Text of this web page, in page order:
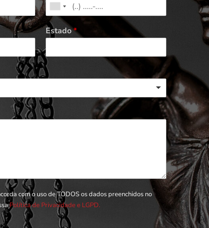
Estado*
com o uso de TODOS os dados preenchidos no
Política de Privacidade e LGPD.